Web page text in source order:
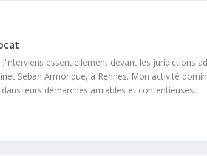
essentiellement devant les juridictions
Seban Armorique, à Rennes. Mon activité
dans leurs démarches amiables et contentieuses.